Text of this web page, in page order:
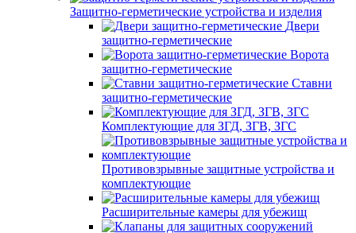
Защитно-герметические устройства и изделия
Двери
защитно-герметические
Ворота
защитно-герметические
Ставни
защитно-герметические
Комплектующие для ЗГД, ЗГВ, ЗГС
Противовзрывные защитные устройства и
комплектующие
Расширительные камеры для убежищ